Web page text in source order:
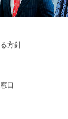
方針
口